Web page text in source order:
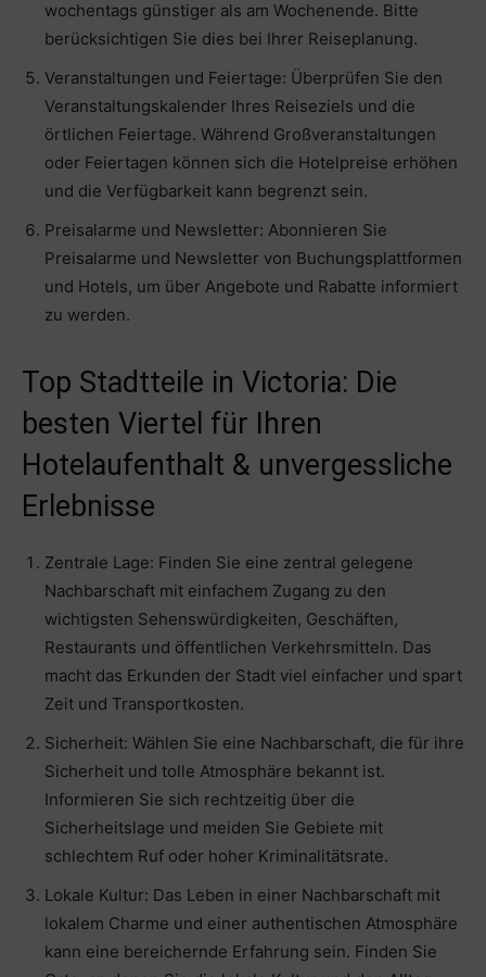
wochentags günstiger als am Wochenende. Bitte
berücksichtigen Sie dies bei Ihrer Reiseplanung.
Veranstaltungen und Feiertage: Überprüfen Sie den
Veranstaltungskalender Ihres Reiseziels und die
örtlichen Feiertage. Während Großveranstaltungen
oder Feiertagen können sich die Hotelpreise erhöhen
und die Verfügbarkeit kann begrenzt sein.
Preisalarme und Newsletter: Abonnieren Sie
Preisalarme und Newsletter von Buchungsplattformen
und Hotels, um über Angebote und Rabatte informiert
zu werden.
Top Stadtteile in Victoria: Die
besten Viertel für Ihren
Hotelaufenthalt & unvergessliche
Erlebnisse
Zentrale Lage: Finden Sie eine zentral gelegene
Nachbarschaft mit einfachem Zugang zu den
wichtigsten Sehenswürdigkeiten, Geschäften,
Restaurants und öffentlichen Verkehrsmitteln. Das
macht das Erkunden der Stadt viel einfacher und spart
Zeit und Transportkosten.
Sicherheit: Wählen Sie eine Nachbarschaft, die für ihre
Sicherheit und tolle Atmosphäre bekannt ist.
Informieren Sie sich rechtzeitig über die
Sicherheitslage und meiden Sie Gebiete mit
schlechtem Ruf oder hoher Kriminalitätsrate.
Lokale Kultur: Das Leben in einer Nachbarschaft mit
lokalem Charme und einer authentischen Atmosphäre
kann eine bereichernde Erfahrung sein. Finden Sie